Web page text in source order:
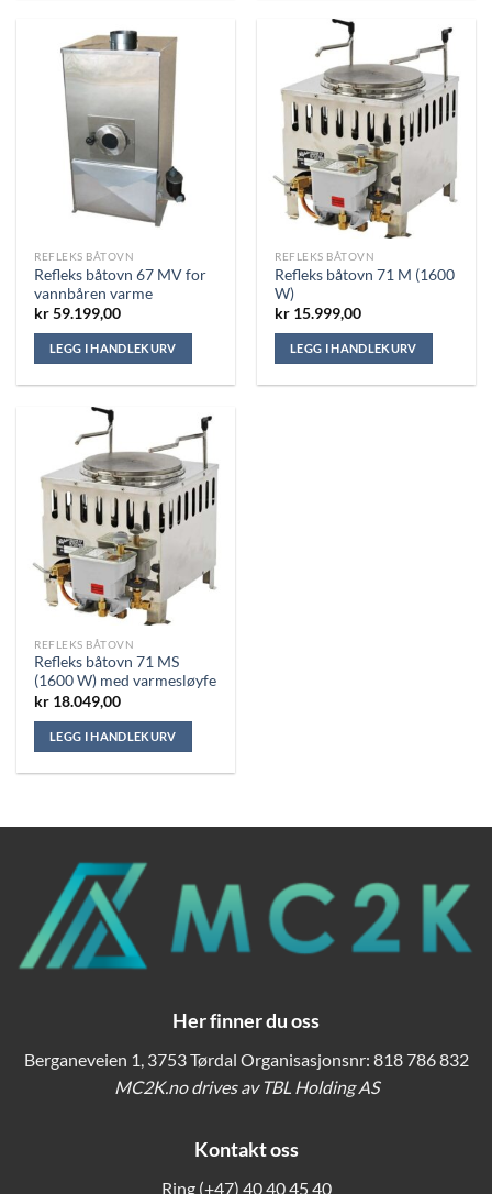
REFLEKS BÅTOVN
Refleks båtovn 67 MV for
vannbåren varme
kr59.199,00
LEGG I HANDLEKURV
REFLEKS BÅTOVN
Refleks båtovn 71 M (1600
W)
kr 15.999,00
LEGG I HANDLEKURV
REFLEKS BÅTOVN
Refleks båtovn 71 MS
(1600 W) med varmesløyfe
kr 18.049,00
LEGG I HANDLEKURV
Her finner du oss
Berganeveien 1, 3753 Tørdal Organisasjonsnr: 818 786 832
MC2K.no drives av TBL Holding AS
Kontakt oss
Ring (+47) 40 40 45 40